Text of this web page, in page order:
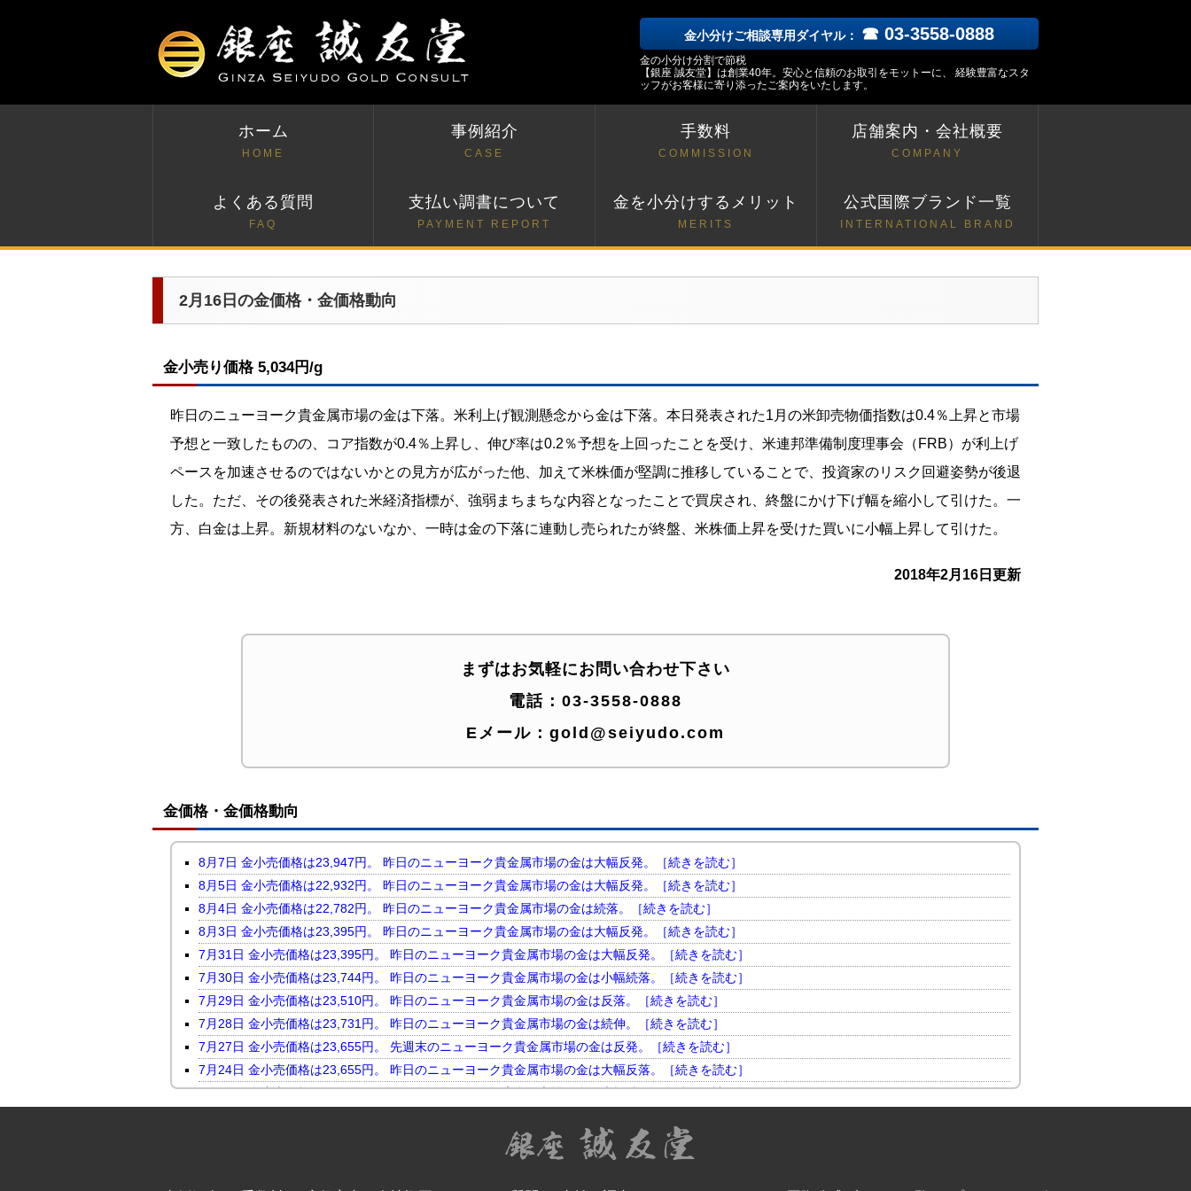
金小分けご相談専用ダイヤル： ☎ 03-3558-0888
金の小分け分割で節税
【銀座 誠友堂】は創業40年。安心と信頼のお取引をモットーに、 経験豊富なスタ
ッフがお客様に寄り添ったご案内をいたします。
ホーム
HOME
事例紹介
CASE
手数料
COMMISSION
店舗案内・会社概要
COMPANY
よくある質問
FAQ
支払い調書について
PAYMENT REPORT
金を小分けするメリット
MERITS
公式国際ブランド一覧
INTERNATIONAL BRAND
2月16日の金価格・金価格動向
金小売り価格 5,034円/g
昨日のニューヨーク貴金属市場の金は下落。 米利上げ観測懸念から金は下落。 本日発表された1月の米卸売物価指数は0.4％ 上昇と市場
予想と一致したものの、コア指数が0.4％上昇し、 伸び率は0.2％予想を上回ったことを受け、 米連邦準備制度理事会（FRB） が利上げ
ペースを加速させるのではないかとの見方が広がった他、 加えて米株価が堅調に推移していることで、 投資家のリスク回避姿勢が後退
した。ただ、 その後発表された米経済指標が、 強弱まちまちな内容となったことで買戻され、 終盤にかけ下げ幅を縮小して引けた。一
方、白金は上昇。 新規材料のないなか、一時は金の下落に連動し売られたが終盤、 米株価上昇を受けた買いに小幅上昇して引けた。
2018年2月16日更新
まずはお気軽にお問い合わせ下さい
電話： 03-3558-0888
Eメール： gold@seiyudo.com
金価格・金価格動向
8月7日 金小売価格は23,947円。 昨日のニューヨーク貴金属市場の金は大幅反発。［続きを読む］
8月5日 金小売価格は22,932円。 昨日のニューヨーク貴金属市場の金は大幅反発。［続きを読む］
8月4日 金小売価格は22,782円。 昨日のニューヨーク貴金属市場の金は続落。［続きを読む］
8月3日 金小売価格は23,395円。 昨日のニューヨーク貴金属市場の金は大幅反発。［続きを読む］
7月31日 金小売価格は23,395円。 昨日のニューヨーク貴金属市場の金は大幅反発。［続きを読む］
7月30日 金小売価格は23,744円。 昨日のニューヨーク貴金属市場の金は小幅続落。［続きを読む］
7月29日 金小売価格は23,510円。 昨日のニューヨーク貴金属市場の金は反落。［続きを読む］
7月28日 金小売価格は23,731円。 昨日のニューヨーク貴金属市場の金は続伸。［続きを読む］
7月27日 金小売価格は23,655円。 先週末のニューヨーク貴金属市場の金は反発。［続きを読む］
7月24日 金小売価格は23,655円。 昨日のニューヨーク貴金属市場の金は大幅反落。［続きを読む］
7月23日 金小売価格は24,046円。 昨日のニューヨーク貴金属市場の金は大幅続伸。［続きを読む］
7月21日 金小売価格は23,247円。 昨日のニューヨーク貴金属市場の金は小幅反落。［続きを読む］
7月17日 金小売価格は23,118円。 昨日のニューヨーク貴金属市場の金は大幅続落。［続きを読む］